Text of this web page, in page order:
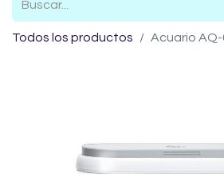
Todos los productos Acuario